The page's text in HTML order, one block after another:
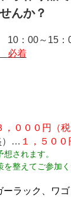
んか？
10：00～15：
必着
，０００円（税
）… １，５００
れます。
ご参加くださ
ーラック、ワゴ